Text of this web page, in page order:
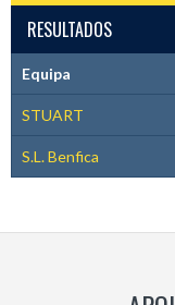
RESULTADOS
Equipa
STUART
S.L. Benfica